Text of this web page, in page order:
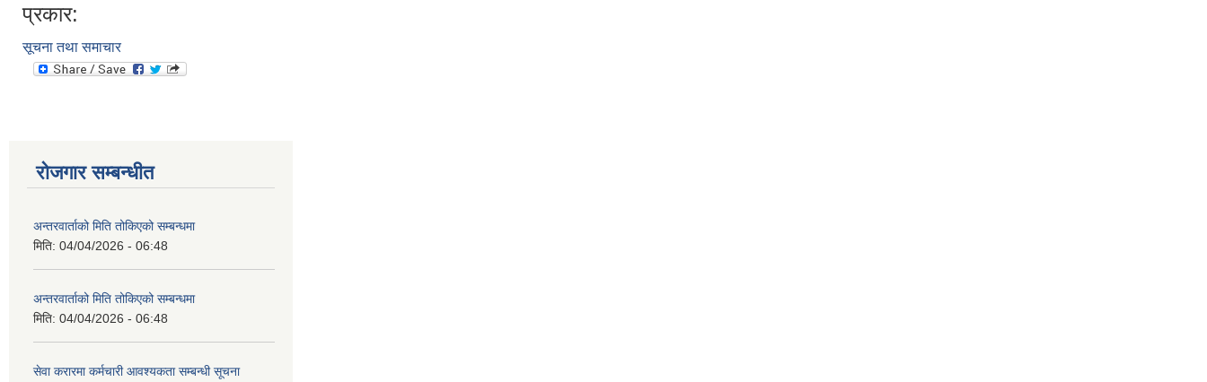
प्रकार:
सूचना तथा समाचार
रोजगार सम्बन्धीत
अन्तरवार्ताको मिति तोकिएको सम्बन्धमा
मिति: 04/04/2026 - 06:48
अन्तरवार्ताको मिति तोकिएको सम्बन्धमा
मिति: 04/04/2026 - 06:48
सेवा करारमा कर्मचारी आवश्यकता सम्बन्धी सूचना